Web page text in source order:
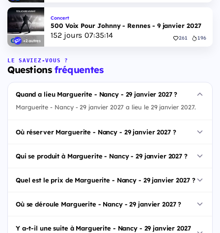
+2 autres
Concert
500 Voix Pour Johnny - Rennes - 9 janvier 2027
152jours 07:35:13 261 196
LE SAVIEZ-VOUS ?
Questionsfréquentes
Quand a lieu Marguerite - Nancy - 29 janvier 2027 ?
Marguerite - Nancy - 29 janvier 2027 a lieu le 29 janvier 2027.
Où réserver Marguerite - Nancy - 29 janvier 2027 ?
Qui se produit à Marguerite - Nancy - 29 janvier 2027 ?
Quel est le prix de Marguerite - Nancy - 29 janvier 2027 ?
Où se déroule Marguerite - Nancy - 29 janvier 2027 ?
Y a-t-il une suite à Marguerite - Nancy - 29 janvier 2027